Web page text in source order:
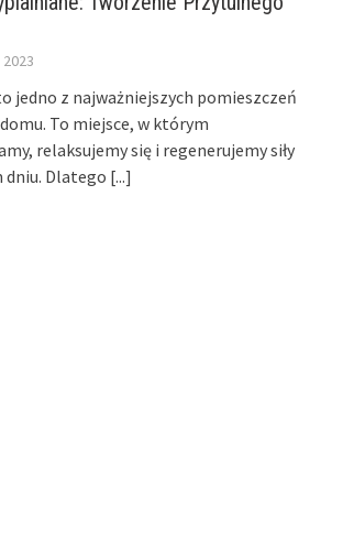
jedno z najważniejszych pomieszczeń
To miejsce, w którym
relaksujemy się i regenerujemy siły
dniu. Dlatego [...]